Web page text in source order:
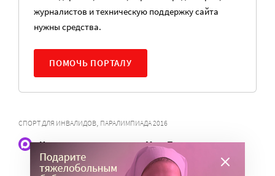
журналистов и техническую поддержку сайта
нужны средства.
ПОМОЧЬ ПОРТАЛУ
СПОРТ ДЛЯ ИНВАЛИДОВ, ПАРАЛИМПИАДА 2016
Наши статьи и новости в Max. Подпишитесь